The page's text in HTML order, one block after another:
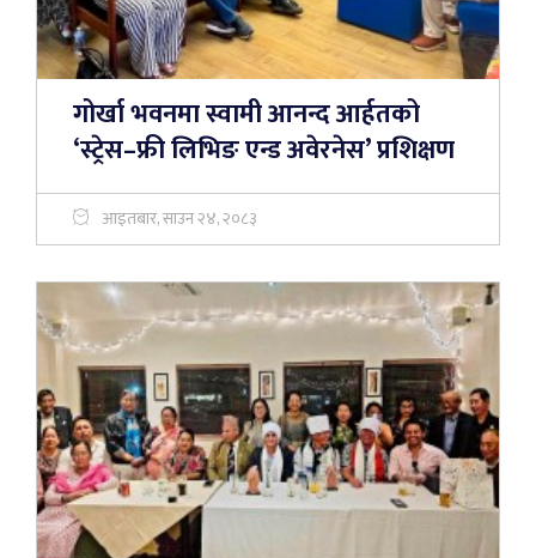
गोर्खा भवनमा स्वामी आनन्द आर्हतको
‘स्ट्रेस–फ्री लिभिङ एन्ड अवेरनेस’ प्रशिक्षण
आइतबार, साउन २४, २०८३